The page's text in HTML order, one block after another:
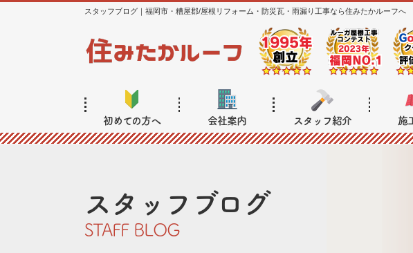
スタッフブログ｜福岡市・糟屋郡/屋根リフォーム・防災瓦・雨漏り工事なら住みたかルーフへ
初めての方へ 会社案内 スタッフ紹介 施
スタッフブログ
STAFF BLOG